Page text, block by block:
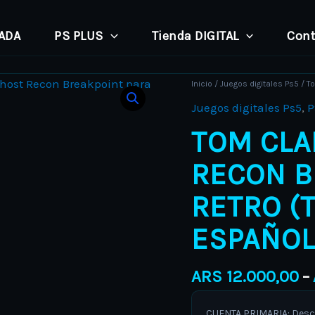
PS PLUS Tienda DIGITAL
Inicio / Juegos digitales Ps5 /
Juegos digitales Ps5,
TOM
RECON
RETRO
ARS 12.000,00 –
Tom
Clancy's
Recon
Breakpoint
PS5
Retro
(textos
en
cantidad